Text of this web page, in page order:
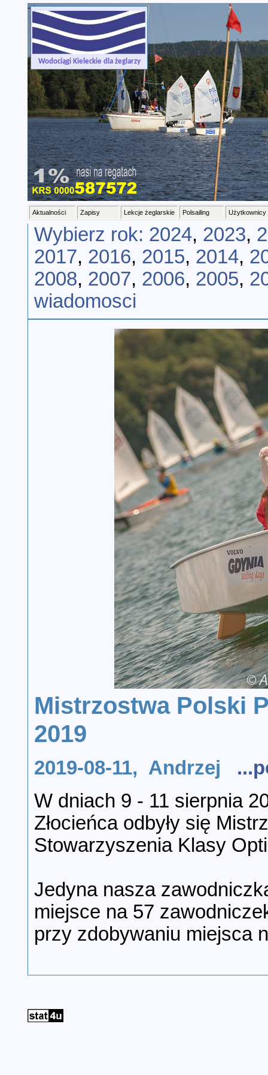
Wodociągi Kieleckie dla żeglarzy
-->
Aktualności Zapisy Lekcje żeglarskie Polsailing Użytkownicy
Wybierz rok: 2024, 2023,
2017, 2016, 2015, 2014,
2008, 2007, 2006, 2005,
wiadomosci
Mistrzostwa Polski
2019
2019-08-11, Andrzej
W dniach 9 - 11 sierpnia
Złocieńca odbyły się
Stowarzyszenia Klasy
Jedyna nasza
miejsce na 57
przy zdobywaniu miejsca